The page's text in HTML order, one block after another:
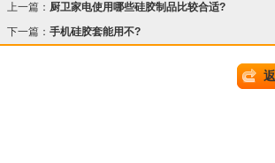
上一篇： 厨卫家电使用哪些硅胶制品比较合适?
下一篇： 手机硅胶套能用不?